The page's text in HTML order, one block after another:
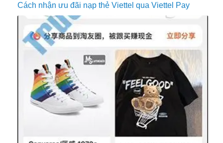
Cách nhận ưu đãi nạp thẻ Viettel qua Viettel Pay